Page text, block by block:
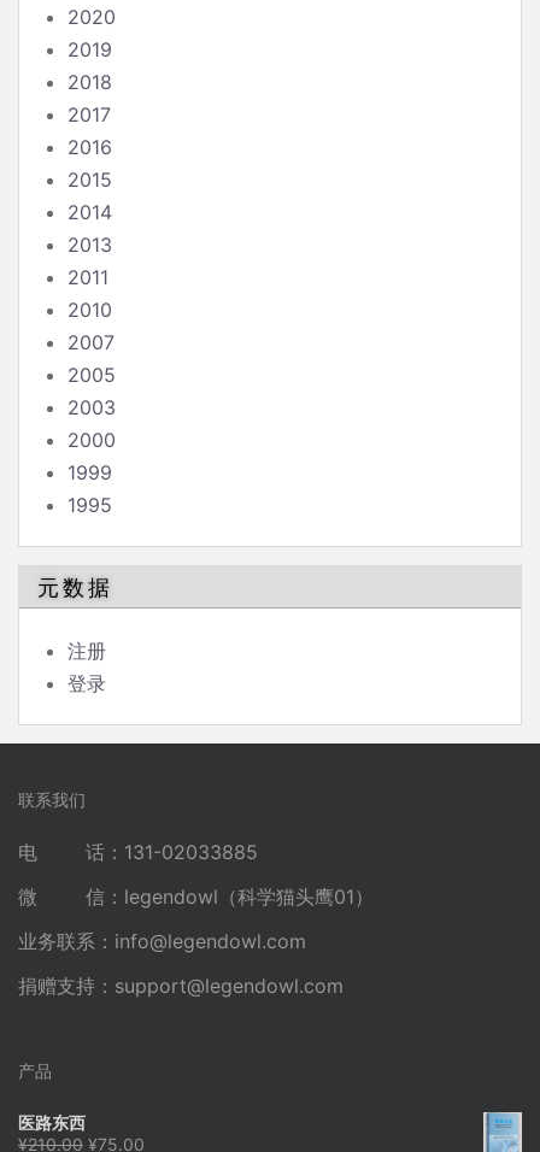
2020
2019
2018
2017
2016
2015
2014
2013
2011
2010
2007
2005
2003
2000
1999
1995
元数据
注册
登录
联系我们
电 话：131-02033885
微 信：legendowl（科学猫头鹰01）
业务联系： info@legendowl.com
捐赠支持： support@legendowl.com
产品
医路东西
¥210.00 原
¥75.00